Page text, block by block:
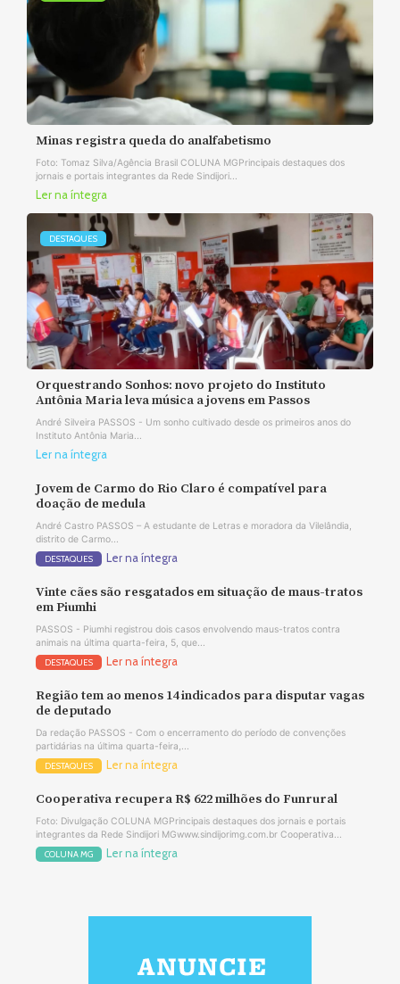
Minas registra queda do analfabetismo
Foto: Tomaz Silva/Agência Brasil COLUNA MGPrincipais destaques dos
jornais e portais integrantes da Rede Sindijori...
Ler na íntegra
DESTAQUES
Orquestrando Sonhos: novo projeto do Instituto
Antônia Maria leva música a jovens em Passos
André Silveira PASSOS - Um sonho cultivado desde os primeiros anos do
Instituto Antônia Maria...
Ler na íntegra
Jovem de Carmo do Rio Claro é compatível para
doação de medula
André Castro PASSOS – A estudante de Letras e moradora da Vilelândia,
distrito de Carmo...
DESTAQUES Ler na íntegra
Vinte cães são resgatados em situação de maus-tratos
em Piumhi
PASSOS - Piumhi registrou dois casos envolvendo maus-tratos contra
animais na última quarta-feira, 5, que...
DESTAQUES Ler na íntegra
Região tem ao menos 14 indicados para disputar vagas
de deputado
Da redação PASSOS - Com o encerramento do período de convenções
partidárias na última quarta-feira,...
DESTAQUES Ler na íntegra
Cooperativa recupera R$ 622 milhões do Funrural
Foto: Divulgação COLUNA MGPrincipais destaques dos jornais e portais
integrantes da Rede Sindijori MGwww.sindijorimg.com.br Cooperativa...
COLUNA MG Ler na íntegra